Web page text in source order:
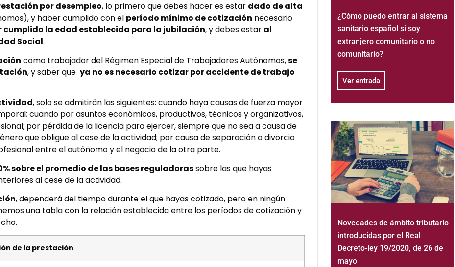
por desempleo, lo primero que debes hacer es estar dado de alta
y haber cumplido con el período mínimo de cotización necesario
cumplido la edad establecida para la jubilación, y debes estar al
Social.
como trabajador del Régimen Especial de Trabajadores Autónomos,se
, y saber que ya no es necesario cotizar por accidente de trabajo
, solo se admitirán las siguientes: cuando haya causas de fuerza mayor
cuando por asuntos económicos, productivos, técnicos y organizativos,
por pérdida de la licencia para ejercer, siempre que no sea a causa de
que obligue al cese de la actividad; por causa de separación o divorcio
entre el autónomo y el negocio de la otra parte.
sobre el promedio de las bases reguladorassobre las que hayas
al cese de la actividad.
, dependerá del tiempo durante el que hayas cotizado, pero en ningún
una tabla con la relación establecida entre los períodos de cotización y
de la prestación
¿Cómo puedo entrar al sistema
sanitario español si soy
extranjero comunitario o no
comunitario?
Ver entrada
Novedades de ámbito tributario
introducidas por el Real
Decreto-ley 19/2020, de 26 de
mayo